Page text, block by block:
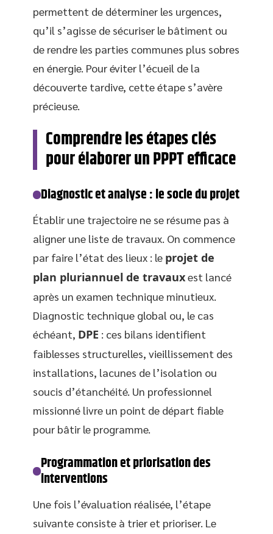
permettent de déterminer les urgences,
qu’il s’agisse de sécuriser le bâtiment ou
de rendre les parties communes plus sobres
en énergie. Pour éviter l’écueil de la
découverte tardive, cette étape s’avère
précieuse.
Comprendre les étapes clés
pour élaborer un PPPT efficace
Diagnostic et analyse : le socle du projet
Établir une trajectoire ne se résume pas à
aligner une liste de travaux. On commence
par faire l’état des lieux : le projet de
plan pluriannuel de travauxest lancé
après un examen technique minutieux.
Diagnostic technique global ou, le cas
échéant, DPE : ces bilans identifient
faiblesses structurelles, vieillissement des
installations, lacunes de l’isolation ou
soucis d’étanchéité. Un professionnel
missionné livre un point de départ fiable
pour bâtir le programme.
Programmation et priorisation des
interventions
Une fois l’évaluation réalisée, l’étape
suivante consiste à trier et prioriser. Le